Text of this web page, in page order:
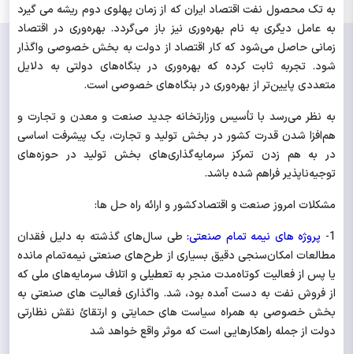
به تک محصول نفت اقتصاد ایران که از زمان پهلوی دوم ریشه می گیرد
به عامل دیگری به نام بهره‌وری نیز باز می‌گردد. بهره‌وری در اقتصاد
زمانی حاصل می‌شود که کار اقتصاد از دولت به بخش خصوصی واگذار
شود. تجربه ثابت کرده که بهره‌وری در بنگاه‌های دولتی به دلایل
متعددی پایین‌تر از بهره‌وری در بنگاه‌های خصوصی است.
به نظر می‌رسد با تأسیس وزارتخانه جدید صنعت و معدن و تجارت و
هم‌افزا شدن قدرت کشور در بخش تولید و تجارت، یک پیشرفت اساسی
در به هم زدن تمرکز سرمایه‌گذاری‌های بخش تولید در حوزه‌های
توجیه‌ناپذیر فراهم شده باشد.
مشکلات امروز صنعت و اقتصادکشور و ارائه راه حل ها:
1-
پروژه های نیمه تمام صنعتی:طی سال‌های گذشته به دلیل فقدان
مطالعات امکان‌سنجی دقیق بسیاری از طرح‌های صنعتی نیمه‌تمام مانده
یا پس از فعالیت کوتاه‌مدت منجر به تعطیلی و اتلاف سرمایه‌های ملی که
از فروش نفت به دست آمده بود، شد. واگذاری فعالیت های صنعتی به
بخش خصوصی به همراه سیاست های حمایتی و ارتقائ نقش نظارتی
دولت از جمله راهکارهایی است که موثر واقع خواهد شد